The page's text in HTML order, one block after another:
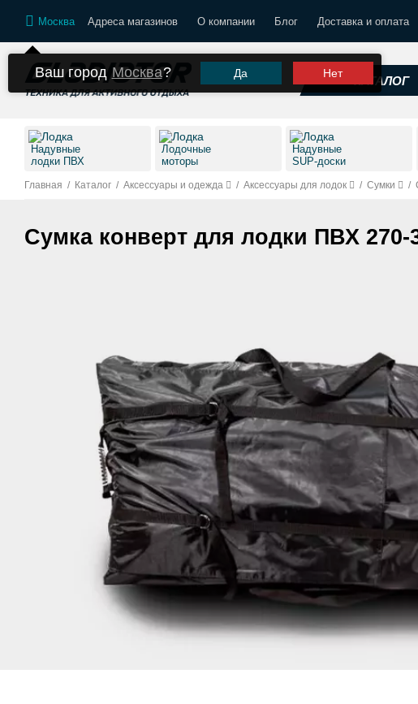
Москва Адреса магазинов О компании Блог Доставка и оплата
КАТАЛОГ
Ваш городМосква? Да Нет
Надувные
лодки ПВХ
Лодочные
моторы
Надувные
SUP-доски
Главная / Каталог / Аксессуары и одежда / Аксессуары для лодок / Сумки /
Сумка конверт для лодки ПВХ 270-